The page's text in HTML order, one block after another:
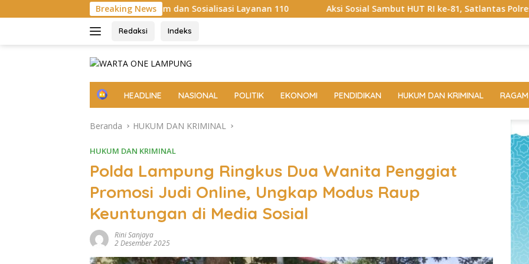
ke
Breaking News
Ronda Malam dan Sosialisasi Layanan 110 Aksi Sosial Sambut HUT RI ke-81, Satlantas Polres Way Kanan Bagikan
Redaksi Indeks
H
e
HEADLINE NASIONAL POLITIK EKONOMI PENDIDIKAN HUKUM DAN KRIMINAL RAGAM
Beranda HUKUM DAN KRIMINAL
HUKUM DAN KRIMINAL
Polda Lampung Ringkus Dua Wanita Penggiat
Promosi Judi Online, Ungkap Modus Raup
Keuntungan di Media Sosial
Rini Sanjaya
2 Desember 2025